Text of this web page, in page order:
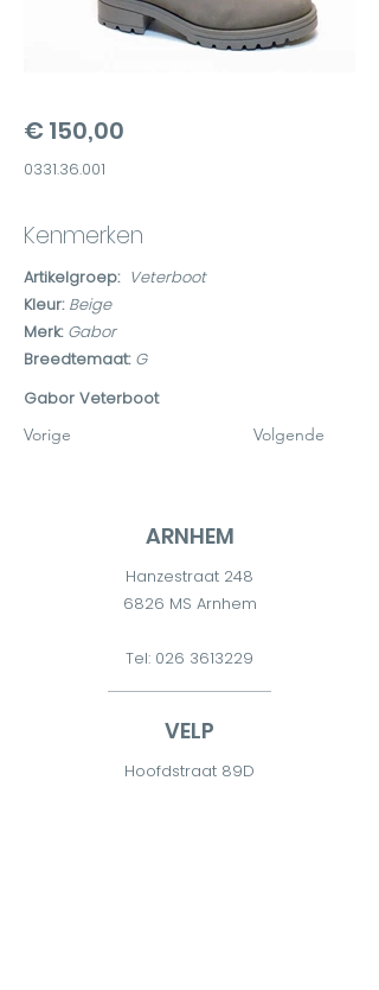
€ 150,00
0331.36.001
Kenmerken
Artikelgroep: Veterboot
Kleur:Beige
Merk:Gabor
Breedtemaat: G
Gabor Veterboot
Vorige Volgende
ARNHEM
Hanzestraat 248
6826 MS Arnhem
Tel: 026 3613229
VELP
Hoofdstraat 89D